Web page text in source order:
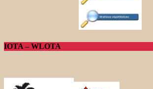
IOTA – WLOTA